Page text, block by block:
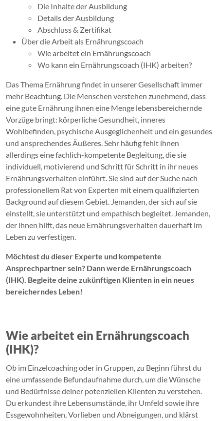
Die Inhalte der Ausbildung
Details der Ausbildung
Abschluss & Zertifikat
Über die Arbeit als Ernährungscoach
Wie arbeitet ein Ernährungscoach
Wo kann ein Ernährungscoach (IHK) arbeiten?
Das Thema Ernährung findet in unserer Gesellschaft immer
mehr Beachtung. Die Menschen verstehen zunehmend, dass
eine gute Ernährung ihnen eine Menge lebensbereichernde
Vorzüge bringt: körperliche Gesundheit, inneres
Wohlbefinden, psychische Ausgeglichenheit und ein gesundes
und ansprechendes Äußeres. Sehr häufig fehlt ihnen
allerdings eine fachlich-kompetente Begleitung, die sie
individuell, motivierend und Schritt für Schritt in ihr neues
Ernährungsverhalten einführt. Sie sind auf der Suche nach
professionellem Rat von Experten mit einem qualifizierten
Background auf diesem Gebiet. Jemanden, der sich auf sie
einstellt, sie unterstützt und empathisch begleitet. Jemanden,
der ihnen hilft, das neue Ernährungsverhalten dauerhaft im
Leben zu verfestigen.
Möchtest du dieser Experte und kompetente
Ansprechpartner sein? Dann werde Ernährungscoach
(IHK). Begleite deine zukünftigen Klienten in ein neues
bereicherndes Leben!
Wie arbeitet ein Ernährungscoach
(IHK)?
Ob im Einzelcoaching oder in Gruppen, zu Beginn führst du
eine umfassende Befundaufnahme durch, um die Wünsche
und Bedürfnisse deiner potenziellen Klienten zu verstehen.
Du erkundest ihre Lebensumstände, ihr Umfeld sowie ihre
Essgewohnheiten, Vorlieben und Abneigungen, und klärst